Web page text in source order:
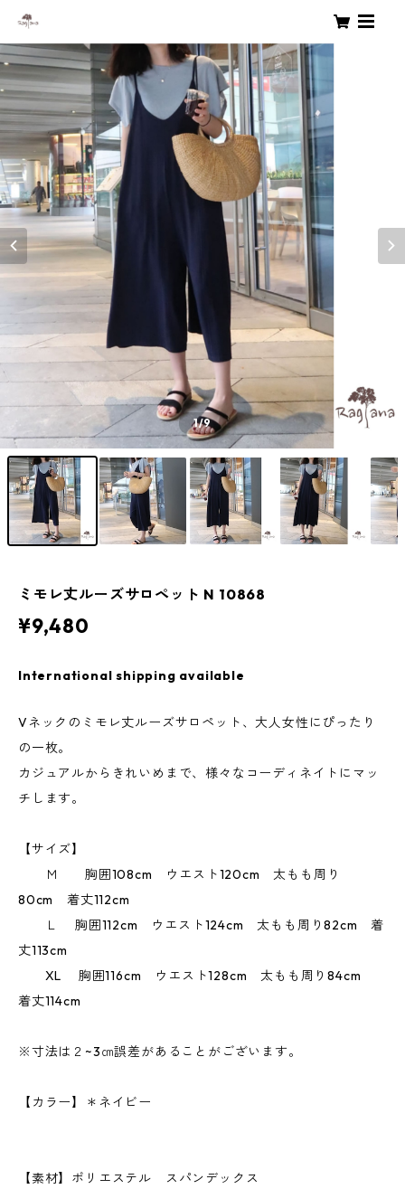
1/9
ミモレ丈ルーズサロペット N 10868
¥9,480
International shipping available
Vネックのミモレ丈ルーズサロペット、大人女性にぴったり
の一枚。
カジュアルからきれいめまで、様々なコーディネイトにマッ
チします。
【サイズ】
Ｍ 胸囲108cm ウエスト120cm 太もも周り
80cm 着丈112cm
Ｌ 胸囲112cm ウエスト124cm 太もも周り82cm 着
丈113cm
XL 胸囲116cm ウエスト128cm 太もも周り84cm
着丈114cm
※寸法は２~3㎝誤差があることがございます。
【カラー】＊ネイビー
【素材】ポリエステル スパンデックス